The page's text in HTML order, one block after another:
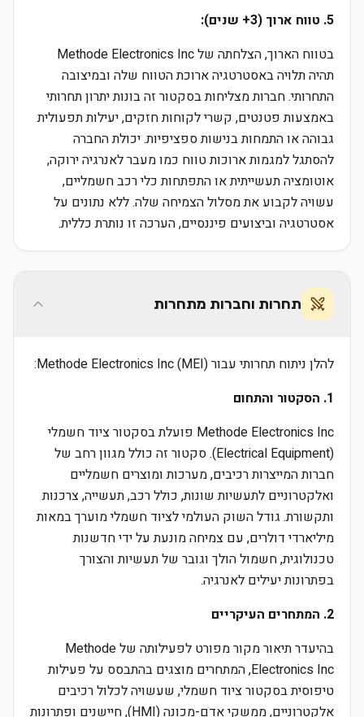
5. טווח ארוך (3+ שנים):
בטווח הארוך, הצלחתה של Methode Electronics Inc
תהיה תלויה באסטרטגיה ארוכת הטווח שלה ובמיצובה
התחרותי. חברות מצליחות בסקטור זה בונות יתרון תחרותי
באמצעות פטנטים, קשרי לקוחות חזקים, יעילות תפעולית
גבוהה או התמחות בנישות ספציפיות. יכולת החברה
להסתגל למגמות ארוכות טווח כמו מעבר לאנרגיה ירוקה,
אוטומציה תעשייתית או התפתחות כלי רכב חשמליים,
עשויה לקבוע את מסלול הצמיחה שלה. ללא נתונים על
אסטרטגיה וביצועים פיננסיים, הערכה זו נותרת כללית.
תחרות וחברות מתחרות
להלן ניתוח תחרותי עבור Methode Electronics Inc (MEI):
1. הסקטור והתחום
Methode Electronics Inc פועלת בסקטור ציוד חשמלי
(Electrical Equipment). סקטור זה כולל מגוון רחב של
חברות המייצרות רכיבים, מערכות ומוצרים חשמליים
ואלקטרוניים לתעשיות שונות, כולל רכב, תעשייה, צרכנות
ותקשורת. גודל השוק העולמי לציוד חשמלי מוערך במאות
מיליארדי דולרים, עם צמיחה מונעת על ידי חדשנות
טכנולוגית, חשמול הולך וגובר של תעשיות והצורך
בפתרונות יעילים לאנרגיה.
2. המתחרים העיקריים
בהיעדר תיאור מקור מפורט לפעילותה של Methode
Electronics Inc, המתחרים מוצגים בהתבסס על פעילות
טיפוסית בסקטור ציוד חשמלי, שעשויה לכלול רכיבים
אלקטרוניים, ממשקי אדם-מכונה (HMI), חיישנים ופתרונות